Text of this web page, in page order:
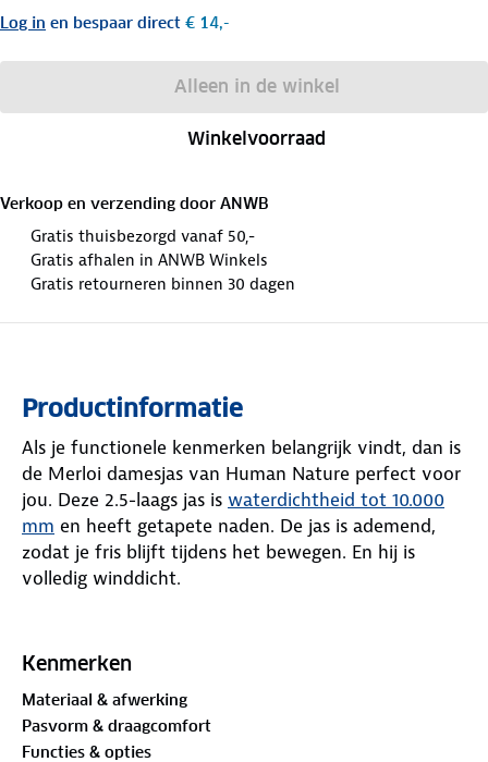
Log in en bespaar direct € 14,-
Alleen in de winkel
Winkelvoorraad
Verkoop en verzending door ANWB
Gratis thuisbezorgd vanaf 50,-
Gratis afhalen in ANWB Winkels
Gratis retourneren binnen 30 dagen
Productinformatie
Als je functionele kenmerken belangrijk vindt, dan is
de Merloi damesjas van Human Nature perfect voor
jou. Deze 2.5-laags jas is waterdichtheid tot 10.000
mm en heeft getapete naden. De jas is ademend,
zodat je fris blijft tijdens het bewegen. En hij is
volledig winddicht.
extra luchtcirculatie. Een reflecterende streep op de
verstelbare aansnoerkoord in de taille pas je de jas
makkelijk aan.
Kenmerken
Materiaal & afwerking
Pasvorm & draagcomfort
Functies & opties